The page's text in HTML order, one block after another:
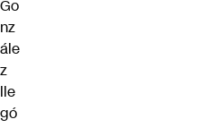
Go
nz
ále
z
lle
gó